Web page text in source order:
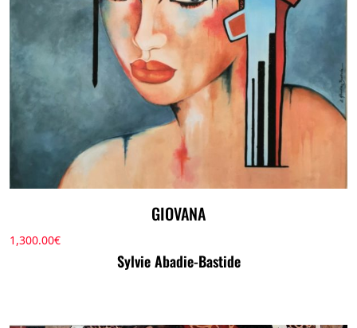
GIOVANA
1,300.00€
Sylvie Abadie-Bastide